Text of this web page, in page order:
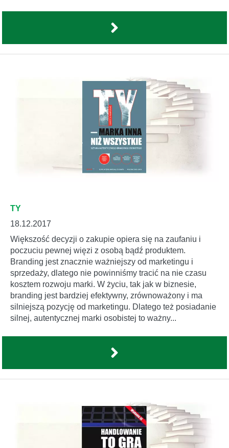
TY
18.12.2017
Większość decyzji o zakupie opiera się na zaufaniu i
poczuciu pewnej więzi z osobą bądź produktem.
Branding jest znacznie ważniejszy od marketingu i
sprzedaży, dlatego nie powinniśmy tracić na nie czasu
kosztem rozwoju marki. W życiu, tak jak w biznesie,
branding jest bardziej efektywny, zrównoważony i ma
silniejszą pozycję od marketingu. Dlatego też posiadanie
silnej, autentycznej marki osobistej to ważny...